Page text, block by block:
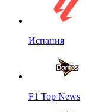
Испания
F1 Top News